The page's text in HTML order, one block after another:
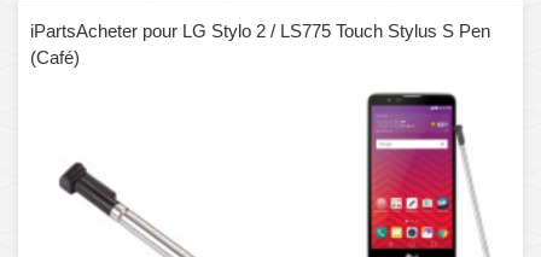
iPartsAcheter pour LG Stylo 2 / LS775 Touch Stylus S Pen
(Café)